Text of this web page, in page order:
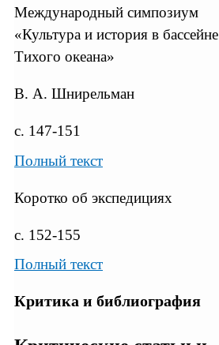
Международный симпозиум
«Культура и история в бассейне
Тихого океана»
В. А. Шнирельман
с. 147-151
Полный текст
Коротко об экспедициях
с. 152-155
Полный текст
Критика и библиография